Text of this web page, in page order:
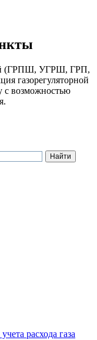
(ГРПШ, УГРШ, ГРП,
газорегуляторной
с возможностью
расхода газа